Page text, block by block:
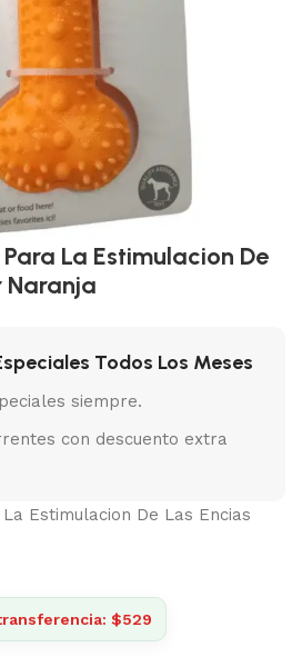
La Estimulacion De
Naranja
Todos Los Meses
siempre.
con descuento extra
Estimulacion De Las Encias
$529